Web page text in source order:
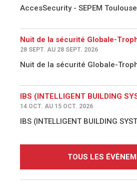
AccesSecurity - SEPEM
Nuit de la sécurité Globale-
28 SEPT. AU 28 SEPT. 2026
Nuit de la sécurité Globale-
IBS (INTELLIGENT BUILDING
14 OCT. AU 15 OCT. 2026
IBS (INTELLIGENT BUILDING
TOUS LES